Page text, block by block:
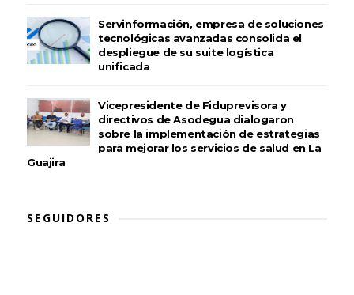
Servinformación, empresa de soluciones
tecnológicas avanzadas consolida el
despliegue de su suite logística
unificada
Vicepresidente de Fiduprevisora y
directivos de Asodegua dialogaron
sobre la implementación de estrategias
para mejorar los servicios de salud en La
Guajira
SEGUIDORES